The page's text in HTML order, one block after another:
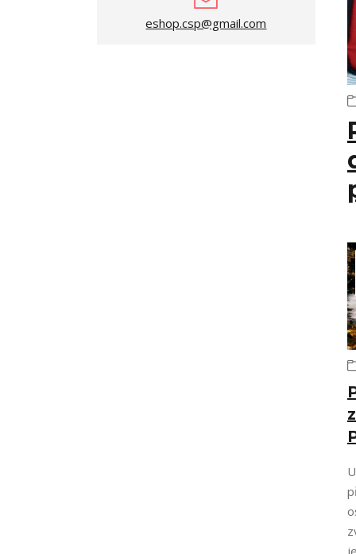
eshop.csp@gmail.com